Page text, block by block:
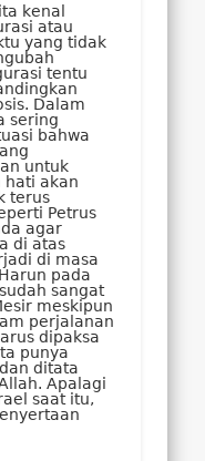
kenal
atau
yang tidak
tentu
Dalam
sering
bahwa
untuk
hati akan
terus
Petrus
agar
di atas
di masa
pada
sangat
meskipun
perjalanan
dipaksa
punya
ditata
Apalagi
saat itu,